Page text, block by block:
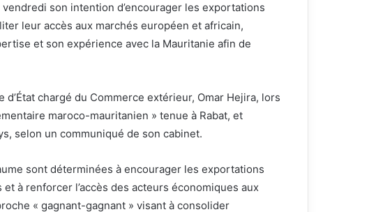
vendredi son intention d’encourager les exportations
leur accès aux marchés européen et africain,
et son expérience avec la Mauritanie afin de
chargé du Commerce extérieur, Omar Hejira, lors
maroco-mauritanien » tenue à Rabat, et
selon un communiqué de son cabinet.
sont déterminées à encourager les exportations
à renforcer l’accès des acteurs économiques aux
« gagnant-gagnant » visant à consolider